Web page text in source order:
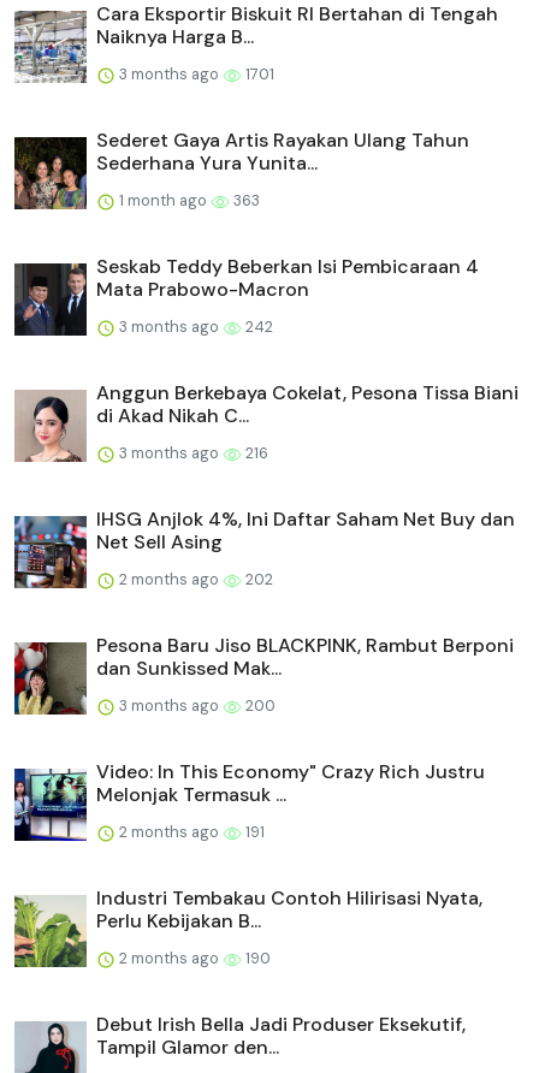
Cara Eksportir Biskuit RI Bertahan di Tengah
Naiknya Harga B...
3 months ago 1701
Sederet Gaya Artis Rayakan Ulang Tahun
Sederhana Yura Yunita...
1 month ago 363
Seskab Teddy Beberkan Isi Pembicaraan 4
Mata Prabowo-Macron
3 months ago 242
Anggun Berkebaya Cokelat, Pesona Tissa Biani
di Akad Nikah C...
3 months ago 216
IHSG Anjlok 4%, Ini Daftar Saham Net Buy dan
Net Sell Asing
2 months ago 202
Pesona Baru Jiso BLACKPINK, Rambut Berponi
dan Sunkissed Mak...
3 months ago 200
Video: In This Economy" Crazy Rich Justru
Melonjak Termasuk ...
2 months ago 191
Industri Tembakau Contoh Hilirisasi Nyata,
Perlu Kebijakan B...
2 months ago 190
Debut Irish Bella Jadi Produser Eksekutif,
Tampil Glamor den...